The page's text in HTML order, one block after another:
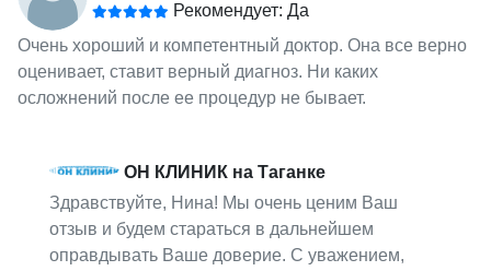
Рекомендует: Да
Очень хороший и компетентный доктор. Она все верно
оценивает, ставит верный диагноз. Ни каких
осложнений после ее процедур не бывает.
ОН КЛИНИК на Таганке
Здравствуйте, Нина! Мы очень ценим Ваш
отзыв и будем стараться в дальнейшем
оправдывать Ваше доверие. С уважением,